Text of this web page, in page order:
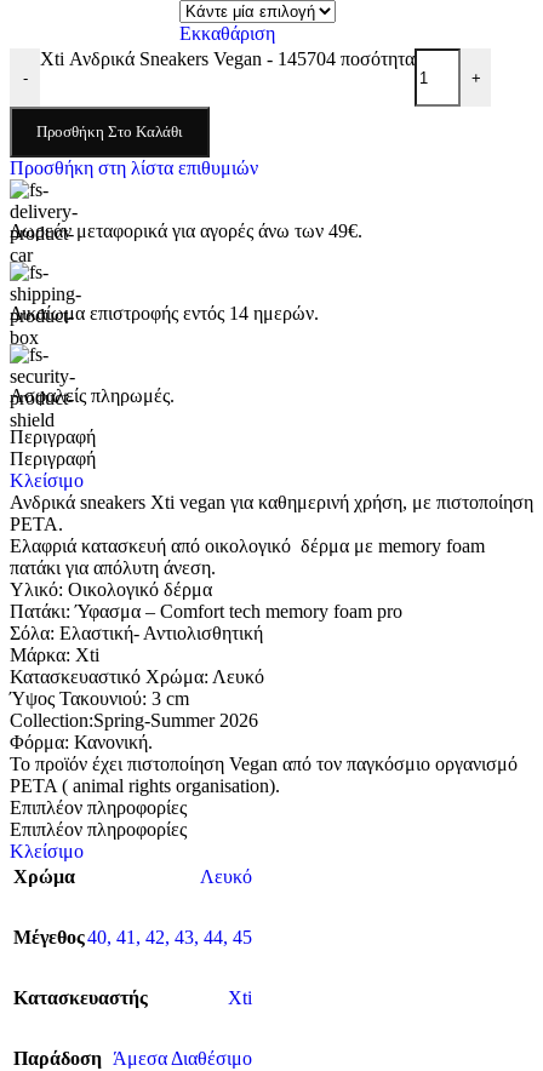
Εκκαθάριση
-
Xti Ανδρικά Sneakers Vegan - 145704 ποσότητα
+
Προσθήκη Στο Καλάθι
Προσθήκη στη λίστα επιθυμιών
Δωρεάν μεταφορικά για αγορές άνω των 49€.
Δικαίωμα επιστροφής εντός 14 ημερών.
Ασφαλείς πληρωμές.
Περιγραφή
Περιγραφή
Κλείσιμο
Ανδρικά sneakers Xti vegan για καθημερινή χρήση, με πιστοποίηση
PETA.
Ελαφριά κατασκευή από οικολογικό δέρμα με memory foam
πατάκι για απόλυτη άνεση.
Υλικό: Οικολογικό δέρμα
Πατάκι: Ύφασμα – Comfort tech memory foam pro
Σόλα: Eλαστική- Αντιολισθητική
Μάρκα: Xti
Κατασκευαστικό Χρώμα: Λευκό
Ύψος Τακουνιού: 3 cm
Collection:Spring-Summer 2026
Φόρμα: Κανονική.
Το προϊόν έχει πιστοποίηση Vegan από τον παγκόσμιο οργανισμό
PETA ( animal rights organisation).
Επιπλέον πληροφορίες
Επιπλέον πληροφορίες
Κλείσιμο
Χρώμα
Λευκό
Μέγεθος40, 41 , 42, 43, 44, 45
Κατασκευαστής Xti
Παράδοση Άμεσα Διαθέσιμο